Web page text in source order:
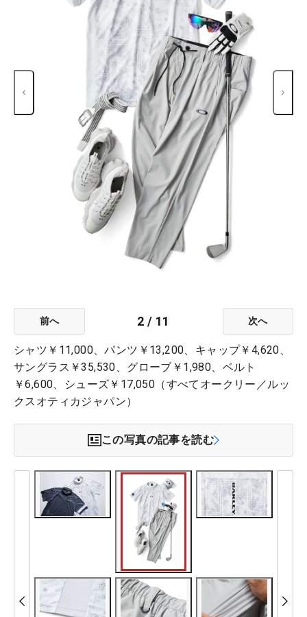
前へ 2 / 11 次へ
シャツ￥11,000、パンツ￥13,200、キャップ￥4,620、
サングラス￥35,530、グローブ￥1,980、ベルト
￥6,600、シューズ￥17,050（すべてオークリー／ルッ
クスオティカジャパン）
この写真の記事を読む